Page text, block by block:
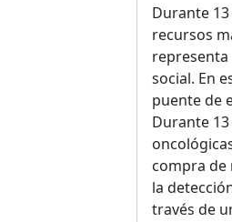
Durante
recursos
social. En
puente de
Durante
compra
la
través de